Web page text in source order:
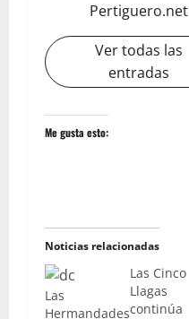
Pertiguero.net
Ver todas las
entradas
Me gusta esto:
Noticias relacionadas
Las
Hermandades
Las Cinco
Llagas
continúa